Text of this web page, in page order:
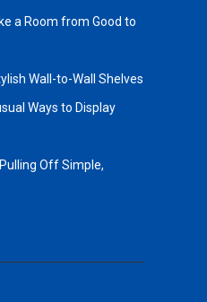
a Room from Good to
Wall-to-Wall Shelves
Ways to Display
Off Simple,